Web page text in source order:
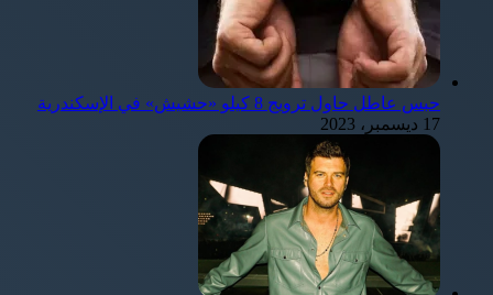
حبس عاطل حاول ترويج 8 كيلو «حشيش» في الإسكندرية
17 ديسمبر، 2023